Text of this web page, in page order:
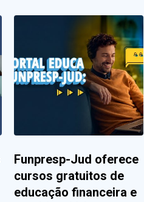
Funpresp-Jud oferece
cursos gratuitos de
educação financeira e